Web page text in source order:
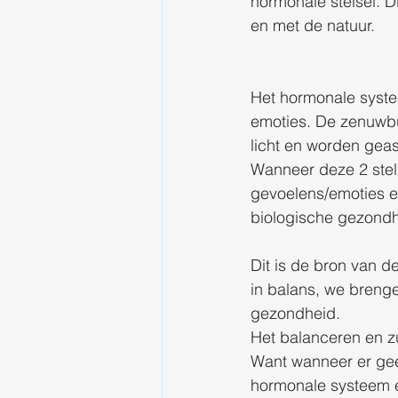
en met de natuur.
Het hormonale
emoties. De
licht en worden
Wanneer deze 2
gevoelens/emoties
biologische
Dit is de bron van
in balans, we
gezondheid.
Het balanceren en
Want wanneer er
hormonale systeem